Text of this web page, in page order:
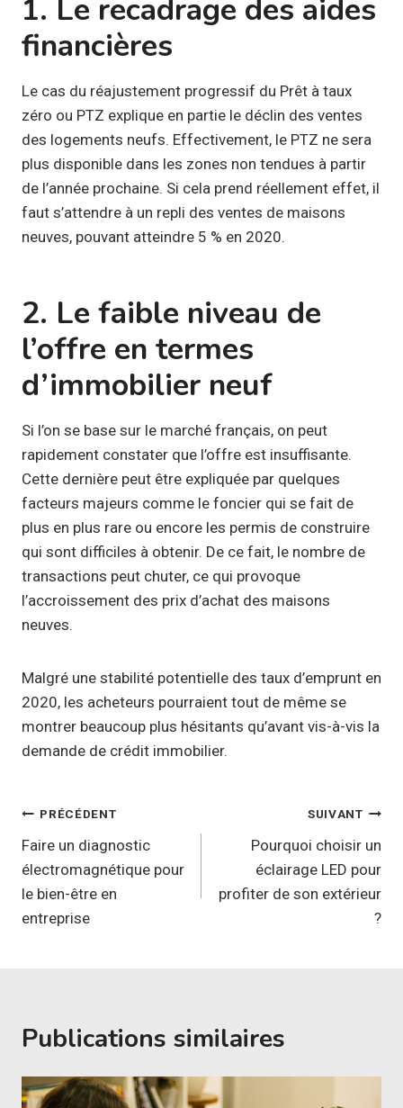
1. Le recadrage des aides
financières
Le cas du réajustement progressif du Prêt à taux
zéro ou PTZ explique en partie le déclin des ventes
des logements neufs. Effectivement, le PTZ ne sera
plus disponible dans les zones non tendues à partir
de l’année prochaine. Si cela prend réellement effet, il
faut s’attendre à un repli des ventes de maisons
neuves, pouvant atteindre 5 % en 2020.
2. Le faible niveau de
l’offre en termes
d’immobilier neuf
Si l’on se base sur le marché français, on peut
rapidement constater que l’offre est insuffisante.
Cette dernière peut être expliquée par quelques
facteurs majeurs comme le foncier qui se fait de
plus en plus rare ou encore les permis de construire
qui sont difficiles à obtenir. De ce fait, le nombre de
transactions peut chuter, ce qui provoque
l’accroissement des prix d’achat des maisons
neuves.
Malgré une stabilité potentielle des taux d’emprunt en
2020, les acheteurs pourraient tout de même se
montrer beaucoup plus hésitants qu’avant vis-à-vis la
demande de crédit immobilier.
Navigation
de
l’article
PRÉCÉDENT
Faire un diagnostic
électromagnétique pour
le bien-être en
entreprise
SUIVANT
Pourquoi choisir un
éclairage LED pour
profiter de son extérieur
?
Publications similaires